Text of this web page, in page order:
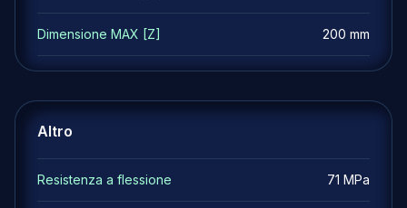
Dimensione MAX [Z] 200 mm
Altro
Resistenza a flessione 71 MPa